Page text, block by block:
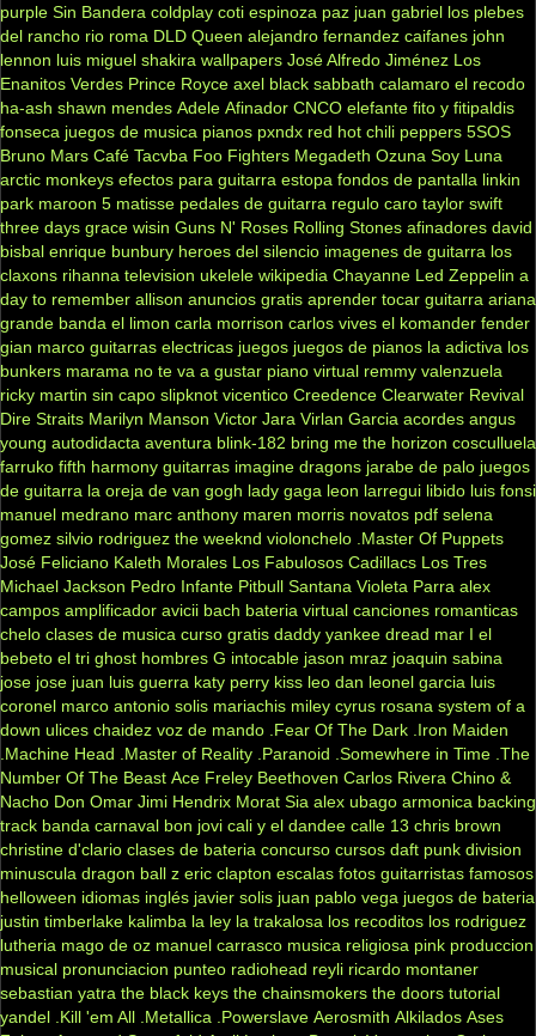
purple Sin Bandera coldplay coti espinoza paz juan gabriel los plebes
del rancho rio roma DLD Queen alejandro fernandez caifanes john
lennon luis miguel shakira wallpapers José Alfredo Jiménez Los
Enanitos Verdes Prince Royce axel black sabbath calamaro el recodo
ha-ash shawn mendes Adele Afinador CNCO elefante fito y fitipaldis
fonseca juegos de musica pianos pxndx red hot chili peppers 5SOS
Bruno Mars Café Tacvba Foo Fighters Megadeth Ozuna Soy Luna
arctic monkeys efectos para guitarra estopa fondos de pantalla linkin
park maroon 5 matisse pedales de guitarra regulo caro taylor swift
three days grace wisin Guns N' Roses Rolling Stones afinadores david
bisbal enrique bunbury heroes del silencio imagenes de guitarra los
claxons rihanna television ukelele wikipedia Chayanne Led Zeppelin a
day to remember allison anuncios gratis aprender tocar guitarra ariana
grande banda el limon carla morrison carlos vives el komander fender
gian marco guitarras electricas juegos juegos de pianos la adictiva los
bunkers marama no te va a gustar piano virtual remmy valenzuela
ricky martin sin capo slipknot vicentico Creedence Clearwater Revival
Dire Straits Marilyn Manson Victor Jara Virlan Garcia acordes angus
young autodidacta aventura blink-182 bring me the horizon cosculluela
farruko fifth harmony guitarras imagine dragons jarabe de palo juegos
de guitarra la oreja de van gogh lady gaga leon larregui libido luis fonsi
manuel medrano marc anthony maren morris novatos pdf selena
gomez silvio rodriguez the weeknd violonchelo .Master Of Puppets
José Feliciano Kaleth Morales Los Fabulosos Cadillacs Los Tres
Michael Jackson Pedro Infante Pitbull Santana Violeta Parra alex
campos amplificador avicii bach bateria virtual canciones romanticas
chelo clases de musica curso gratis daddy yankee dread mar I el
bebeto el tri ghost hombres G intocable jason mraz joaquin sabina
jose jose juan luis guerra katy perry kiss leo dan leonel garcia luis
coronel marco antonio solis mariachis miley cyrus rosana system of a
down ulices chaidez voz de mando .Fear Of The Dark .Iron Maiden
.Machine Head
.Master of Reality .Paranoid .Somewhere in Time .The
Number Of The Beast Ace Freley Beethoven Carlos Rivera Chino &
Nacho Don Omar Jimi Hendrix Morat Sia alex ubago armonica backing
track banda carnaval bon jovi cali y el dandee calle 13 chris brown
christine d'clario clases de bateria concurso cursos daft punk division
minuscula dragon ball z eric clapton escalas fotos guitarristas famosos
helloween idiomas inglés javier solis juan pablo vega juegos de bateria
justin timberlake kalimba la ley la trakalosa los recoditos los rodriguez
lutheria mago de oz manuel carrasco musica religiosa pink produccion
musical pronunciacion punteo radiohead reyli ricardo montaner
sebastian yatra the black keys the chainsmokers the doors tutorial
yandel .Kill 'em All .Metallica .Powerslave Aerosmith Alkilados Ases